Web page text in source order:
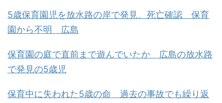
5歳保育園児を放水路の岸で発見、死亡確認 保育
園から不明 広島
保育園の庭で直前まで遊んでいたか 広島の放水路
で発見の5歳児
保育中に失われた5歳の命 過去の事故でも繰り返